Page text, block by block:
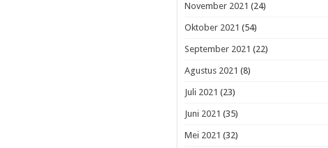
November 2021 (24)
Oktober 2021 (54)
September 2021 (22)
Agustus 2021 (8)
Juli 2021 (23)
Juni 2021 (35)
Mei 2021 (32)